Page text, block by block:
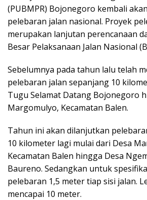
(PUBMPR) Bojonegoro kembali
pelebaran jalan nasional. Proyek
merupakan lanjutan perencanaan
Besar Pelaksanaan Jalan Nasional
Sebelumnya pada tahun lalu telah
pelebaran jalan sepanjang 10
Tugu Selamat Datang Bojonegoro
Margomulyo, Kecamatan Balen.
Tahun ini akan dilanjutkan
10 kilometer lagi mulai dari Desa
Kecamatan Balen hingga Desa
Baureno. Sedangkan untuk
pelebaran 1,5 meter tiap sisi jalan.
mencapai 10 meter.